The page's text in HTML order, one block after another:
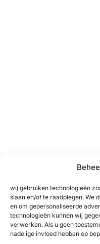
wij gebruiken technologieën
slaan en/of te raadplegen. We
en om gepersonaliseerde
technologieën kunnen wij
verwerken. Als u geen
nadelige invloed hebben op